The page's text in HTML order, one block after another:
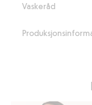
Artikkelnummer
Vaskeråd